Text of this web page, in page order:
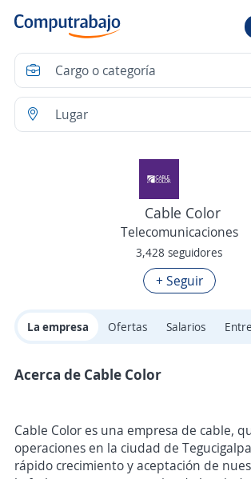
Cable Color
Telecomunicaciones
3,428 seguidores
+ Seguir
La empresa Ofertas Salarios
Acerca de Cable Color
Cable Color es una empresa de cable,
operaciones en la ciudad de
rápido crecimiento y aceptación de